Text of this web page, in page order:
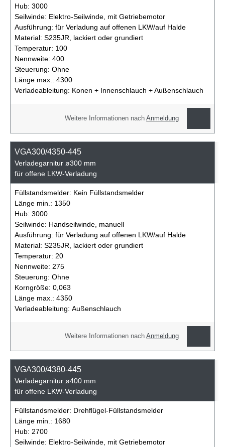
Hub: 3000
Seilwinde: Elektro-Seilwinde, mit Getriebemotor
Ausführung: für Verladung auf offenen LKW/auf Halde
Material: S235JR, lackiert oder grundiert
Temperatur: 100
Nennweite: 400
Steuerung: Ohne
Länge max.: 4300
Verladeableitung: Konen + Innenschlauch + Außenschlauch
Weitere Informationen nachAnmeldung
VGA300/4350-445
Verladegarnitur ø300 mm
für offene LKW-Verladung
Füllstandsmelder: Kein Füllstandsmelder
Länge min.: 1350
Hub: 3000
Seilwinde: Handseilwinde, manuell
Ausführung: für Verladung auf offenen LKW/auf Halde
Material: S235JR, lackiert oder grundiert
Temperatur: 20
Nennweite: 275
Steuerung: Ohne
Korngröße: 0,063
Länge max.: 4350
Verladeableitung: Außenschlauch
Weitere Informationen nachAnmeldung
VGA300/4380-445
Verladegarnitur ø400 mm
für offene LKW-Verladung
Füllstandsmelder: Drehflügel-Füllstandsmelder
Länge min.: 1680
Hub: 2700
Seilwinde: Elektro-Seilwinde, mit Getriebemotor